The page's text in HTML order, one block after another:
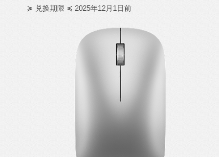
≽ 兑换期限 ≼ 2025年12月1日前